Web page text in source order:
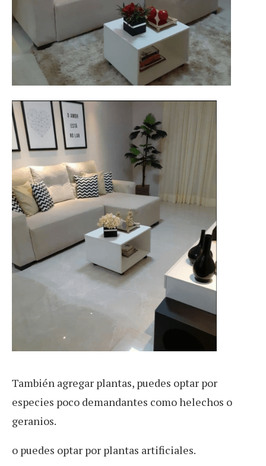
También agregar plantas, puedes optar por
especies poco demandantes como helechos o
geranios.
o puedes optar por plantas artificiales.